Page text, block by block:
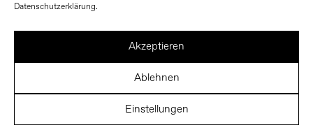
Datenschutzerklärung.
Akzeptieren
Ablehnen
Einstellungen